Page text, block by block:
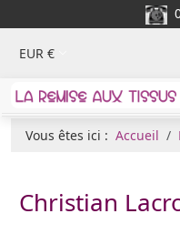
EUR €
Vous êtes ici : Accueil
Christian